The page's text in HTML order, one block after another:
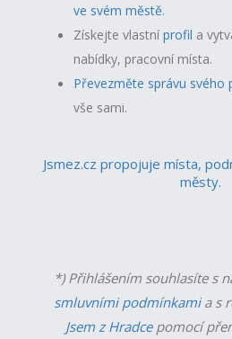
ve svém městě.
Získejte vlastníprofil a v
nabídky, pracovní místa.
Převezměte správu svého
vše sami.
Jsmez.cz propojuje místa,
městy.
*) Přihlášením souhlasíte s
smluvními podmínkamia s
Jsem z Hradcepomocí